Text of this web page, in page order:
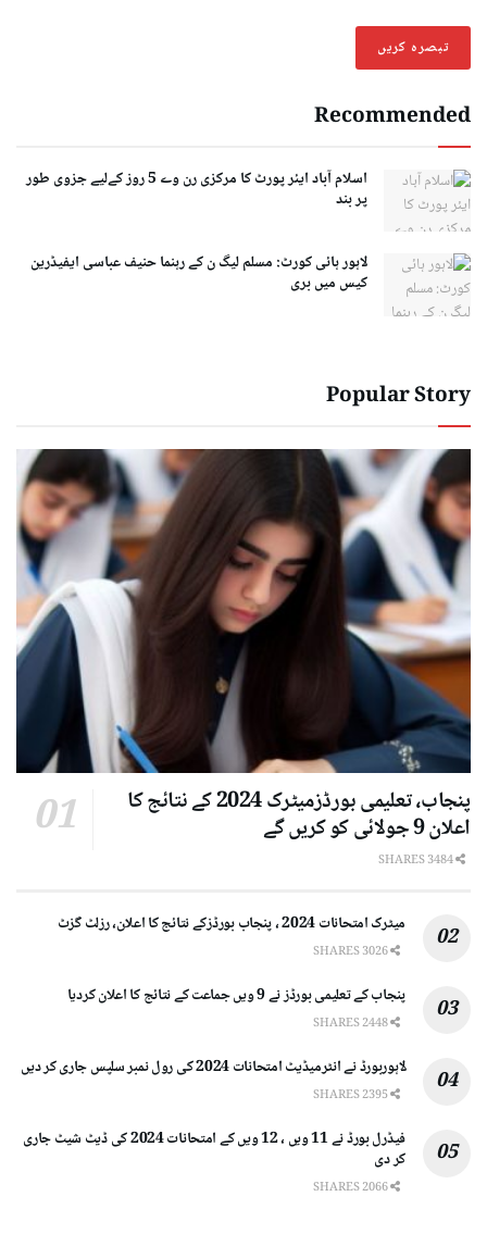
Recommended
اسلام آباد ایئر پورٹ کا مرکزی رن وے 5 روز کےلیے جزوی طور
پر بند
لاہور ہائی کورٹ: مسلم لیگ ن کے رہنما حنیف عباسی ایفیڈرین
کیس میں بری
Popular Story
پنجاب، تعلیمی بورڈزمیٹرک 2024 کے نتائج کا
اعلان 9 جولائی کو کریں گے
میٹرک امتحانات 2024 ، پنجاب بورڈزکے نتائج کا اعلان، رزلٹ گزٹ
پنجاب کے تعلیمی بورڈز نے 9 ویں جماعت کے نتائج کا اعلان کردیا
لاہوربورڈ نے انٹرمیڈیٹ امتحانات 2024 کی رول نمبر سلپس جاری کر دیں
فیڈرل بورڈ نے 11 ویں ، 12 ویں کے امتحانات 2024 کی ڈیٹ شیٹ جاری
کر دی